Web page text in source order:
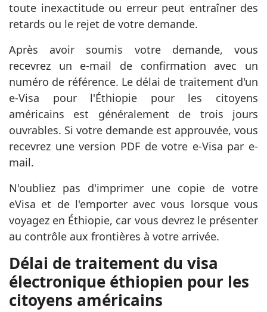
toute inexactitude ou erreur peut entraîner des
retards ou le rejet de votre demande.
Après avoir soumis votre demande, vous
recevrez un e-mail de confirmation avec un
numéro de référence. Le délai de traitement d'un
e-Visa pour l'Éthiopie pour les citoyens
américains est généralement de trois jours
ouvrables. Si votre demande est approuvée, vous
recevrez une version PDF de votre e-Visa par e-
mail.
N'oubliez pas d'imprimer une copie de votre
eVisa et de l'emporter avec vous lorsque vous
voyagez en Éthiopie, car vous devrez le présenter
au contrôle aux frontières à votre arrivée.
Délai de traitement du visa
électronique éthiopien pour les
citoyens américains